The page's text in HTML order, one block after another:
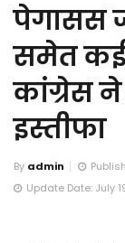
पेगासस
समेत कई
कांग्रेस ने
इस्तीफा
By admin
Update Date: July